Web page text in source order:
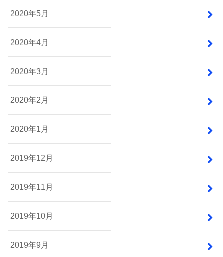
2020年5月
2020年4月
2020年3月
2020年2月
2020年1月
2019年12月
2019年11月
2019年10月
2019年9月